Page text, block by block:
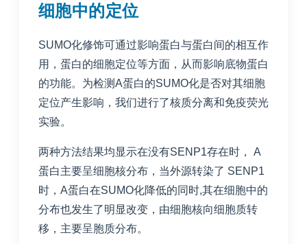
细胞中的定位
SUMO化修饰可通过影响蛋白与蛋白间的相互作
用，蛋白的细胞定位等方面，从而影响底物蛋白
的功能。为检测A蛋白的SUMO化是否对其细胞
定位产生影响，我们进行了核质分离和免疫荧光
实验。
两种方法结果均显示在没有SENP1存在时， A
蛋白主要呈细胞核分布，当外源转染了 SENP1
时，A蛋白在SUMO化降低的同时,其在细胞中的
分布也发生了明显改变，由细胞核向细胞质转
移，主要呈胞质分布。